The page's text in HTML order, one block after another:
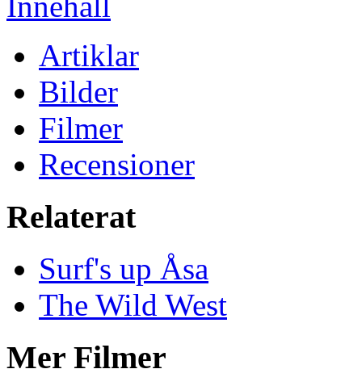
Artiklar
Bilder
Filmer
Recensioner
Relaterat
Surf's up Åsa
The Wild West
Mer Filmer